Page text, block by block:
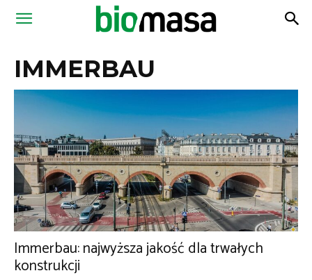
Magazyn
IMMERBAU
Immerbau: najwyższa jakość dla trwałych
konstrukcji